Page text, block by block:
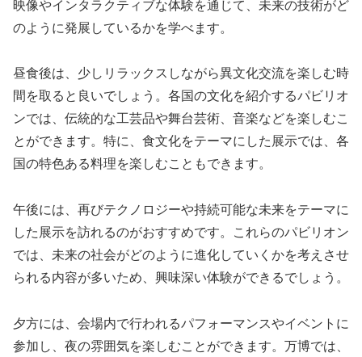
映像やインタラクティブな体験を通じて、未来の技術がど
のように発展しているかを学べます。
昼食後は、少しリラックスしながら異文化交流を楽しむ時
間を取ると良いでしょう。各国の文化を紹介するパビリオ
ンでは、伝統的な工芸品や舞台芸術、音楽などを楽しむこ
とができます。特に、食文化をテーマにした展示では、各
国の特色ある料理を楽しむこともできます。
午後には、再びテクノロジーや持続可能な未来をテーマに
した展示を訪れるのがおすすめです。これらのパビリオン
では、未来の社会がどのように進化していくかを考えさせ
られる内容が多いため、興味深い体験ができるでしょう。
夕方には、会場内で行われるパフォーマンスやイベントに
参加し、夜の雰囲気を楽しむことができます。万博では、